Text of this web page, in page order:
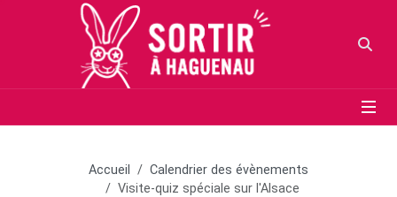
Aller au contenu principal
Aller au menu
Aller au moteur de recherche
Accueil
Calendrier des évènements
Visite-quiz spéciale sur l'Alsace
Panneau de gestion des cookies